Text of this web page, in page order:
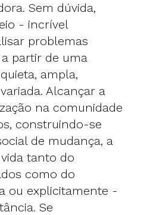
Sem dúvida,
- incrível
problemas
partir de uma
ampla,
Alcançar a
na comunidade
construindo-se
de mudança, a
tanto do
como do
ou explicitamente -
Se